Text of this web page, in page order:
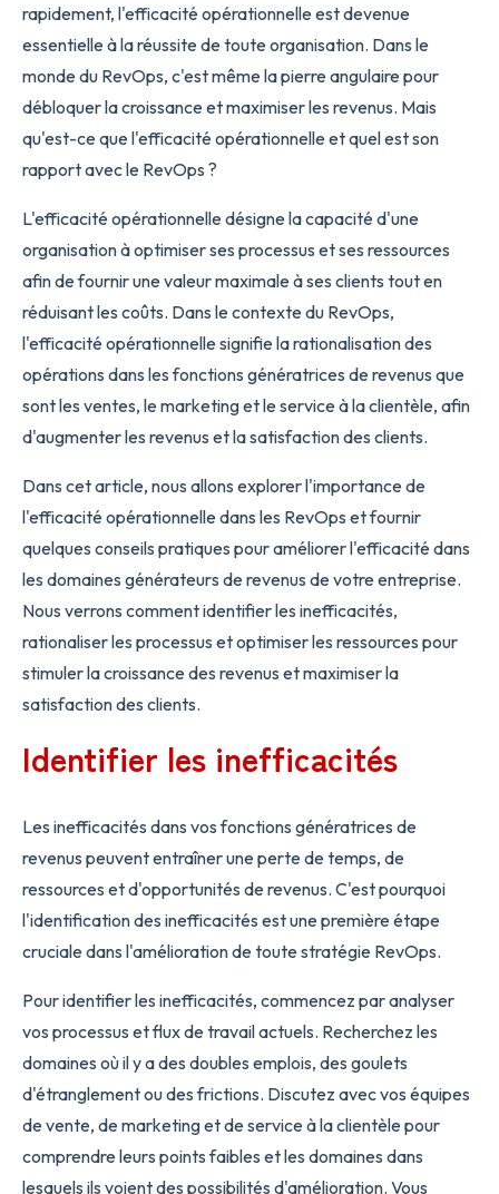
rapidement, l'efficacité opérationnelle est devenue
essentielle à la réussite de toute organisation. Dans le
monde du RevOps, c'est même la pierre angulaire pour
débloquer la croissance et maximiser les revenus. Mais
qu'est-ce que l'efficacité opérationnelle et quel est son
rapport avec le RevOps ?
L'efficacité opérationnelle désigne la capacité d'une
organisation à optimiser ses processus et ses ressources
afin de fournir une valeur maximale à ses clients tout en
réduisant les coûts. Dans le contexte du RevOps,
l'efficacité opérationnelle signifie la rationalisation des
opérations dans les fonctions génératrices de revenus que
sont les ventes, le marketing et le service à la clientèle, afin
d'augmenter les revenus et la satisfaction des clients.
Dans cet article, nous allons explorer l'importance de
l'efficacité opérationnelle dans les RevOps et fournir
quelques conseils pratiques pour améliorer l'efficacité dans
les domaines générateurs de revenus de votre entreprise.
Nous verrons comment identifier les inefficacités,
rationaliser les processus et optimiser les ressources pour
stimuler la croissance des revenus et maximiser la
satisfaction des clients.
Identifier les inefficacités
Les inefficacités dans vos fonctions génératrices de
revenus peuvent entraîner une perte de temps, de
ressources et d'opportunités de revenus. C'est pourquoi
l'identification des inefficacités est une première étape
cruciale dans l'amélioration de toute stratégie RevOps.
Pour identifier les inefficacités, commencez par analyser
vos processus et flux de travail actuels. Recherchez les
domaines où il y a des doubles emplois, des goulets
d'étranglement ou des frictions. Discutez avec vos équipes
de vente, de marketing et de service à la clientèle pour
comprendre leurs points faibles et les domaines dans
lesquels ils voient des possibilités d'amélioration. Vous